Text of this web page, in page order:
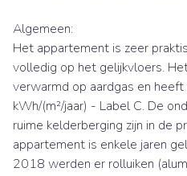
Algemeen:
Het appartement is zeer
volledig op het gelijkvloers.
verwarmd op aardgas en
kWh/(m²/jaar) - Label C. De
ruime kelderberging zijn in de
appartement is enkele jaren
2018 werden er rolluiken